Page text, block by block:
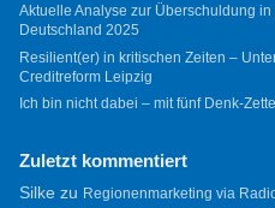
Aktuelle Analyse zur Überschuldung
Deutschland 2025
Resilient(er) in kritischen Zeiten –
Creditreform Leipzig
Ich bin nicht dabei – mit fünf Denk-
Zuletzt kommentiert
Silkezu Regionenmarketing via